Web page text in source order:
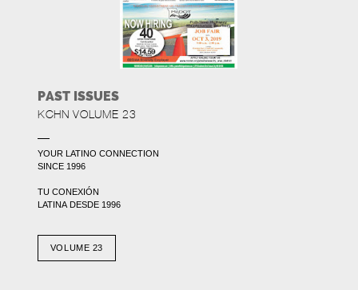
PAST ISSUES
KCHN VOLUME 23
YOUR LATINO CONNECTION
SINCE 1996
TU CONEXIÓN
LATINA DESDE 1996
VOLUME 23